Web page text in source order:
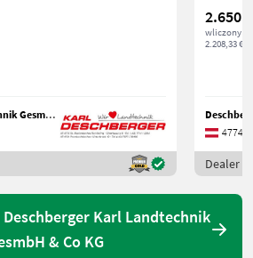
Deschberger Karl Landtechnik GesmbH & Co KG
2.650 €
wliczony
2.208,33 €
4774
Dealer
Karl Landtechnik
& Co KG